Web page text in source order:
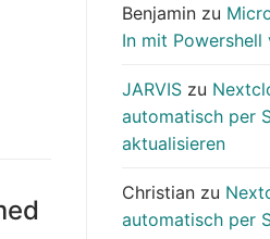
Benjamin zu
In mit Powershell
JARVIS zu
automatisch per
aktualisieren
Christian zu
automatisch per